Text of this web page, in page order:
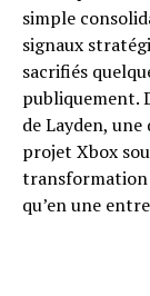
simple
signaux
sacrifiés
publiquement.
de Layden,
projet Xbox
qu’en une